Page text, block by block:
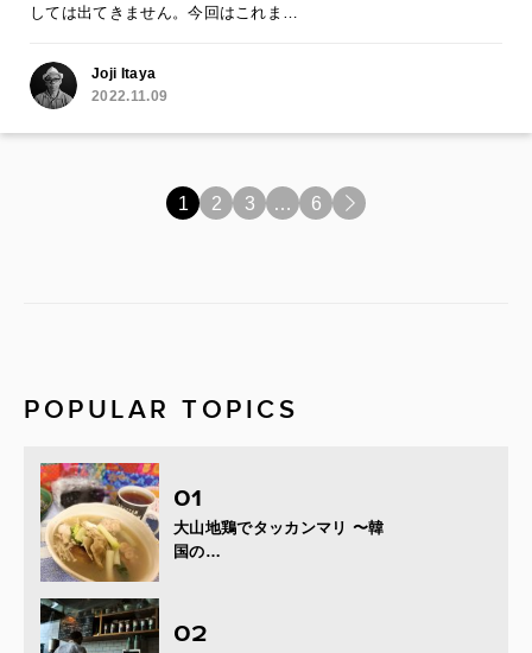
しては出てきません。今回はこれま…
Joji Itaya
2022.11.09
1 2 3 … 6 >
POPULAR TOPICS
大山地鶏でタッカンマリ 〜韓
国の…